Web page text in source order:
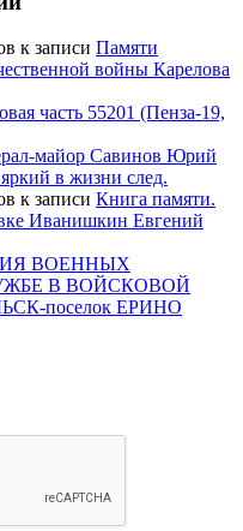
к записи Памяти
войны Карелова
часть 55201 (Пенза-19,
майор Савинов Юрий
в жизни след.
к записи Книга памяти.
Иванишкин Евгений
ВОЕННЫХ
В ВОЙСКОВОЙ
поселок ЕРИНО